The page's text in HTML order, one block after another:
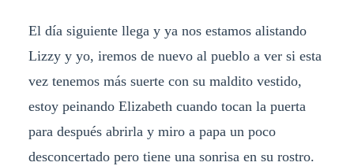
El día siguiente llega y ya nos estamos alistando
Lizzy y yo, iremos de nuevo al pueblo a ver si esta
vez tenemos más suerte con su maldito vestido,
estoy peinando Elizabeth cuando tocan la puerta
para después abrirla y miro a papa un poco
desconcertado pero tiene una sonrisa en su rostro.